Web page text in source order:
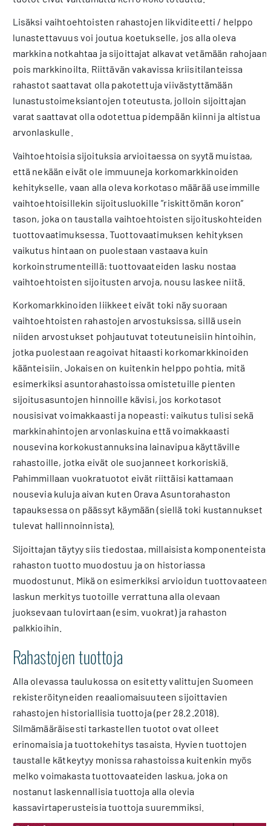
Lisäksi vaihtoehtoisten rahastojen likviditeetti / helppo
lunastettavuus voi joutua koetukselle, jos alla oleva
markkina notkahtaa ja sijoittajat alkavat vetämään rahojaan
pois markkinoilta. Riittävän vakavissa kriisitilanteissa
rahastot saattavat olla pakotettuja viivästyttämään
lunastustoimeksiantojen toteutusta, jolloin sijoittajan
varat saattavat olla odotettua pidempään kiinni ja altistua
arvonlaskulle.
Vaihtoehtoisia sijoituksia arvioitaessa on syytä muistaa,
että nekään eivät ole immuuneja korkomarkkinoiden
kehitykselle, vaan alla oleva korkotaso määrää useimmille
vaihtoehtoisillekin sijoitusluokille ”riskittömän koron”
tason, joka on taustalla vaihtoehtoisten sijoituskohteiden
tuottovaatimuksessa. Tuottovaatimuksen kehityksen
vaikutus hintaan on puolestaan vastaava kuin
korkoinstrumenteillä: tuottovaateiden lasku nostaa
vaihtoehtoisten sijoitusten arvoja, nousu laskee niitä.
Korkomarkkinoiden liikkeet eivät toki näy suoraan
vaihtoehtoisten rahastojen arvostuksissa, sillä usein
niiden arvostukset pohjautuvat toteutuneisiin hintoihin,
jotka puolestaan reagoivat hitaasti korkomarkkinoiden
käänteisiin. Jokaisen on kuitenkin helppo pohtia, mitä
esimerkiksi asuntorahastoissa omistetuille pienten
sijoitusasuntojen hinnoille kävisi, jos korkotasot
nousisivat voimakkaasti ja nopeasti: vaikutus tulisi sekä
markkinahintojen arvonlaskuina että voimakkaasti
nousevina korkokustannuksina lainavipua käyttäville
rahastoille, jotka eivät ole suojanneet korkoriskiä.
Pahimmillaan vuokratuotot eivät riittäisi kattamaan
nousevia kuluja aivan kuten Orava Asuntorahaston
tapauksessa on päässyt käymään (siellä toki kustannukset
tulevat hallinnoinnista).
Sijoittajan täytyy siis tiedostaa, millaisista komponenteista
rahaston tuotto muodostuu ja on historiassa
muodostunut. Mikä on esimerkiksi arvioidun tuottovaateen
laskun merkitys tuotoille verrattuna alla olevaan
juoksevaan tulovirtaan (esim. vuokrat) ja rahaston
palkkioihin.
Rahastojen tuottoja
Alla olevassa taulukossa on esitetty valittujen Suomeen
rekisteröityneiden reaaliomaisuuteen sijoittavien
rahastojen historiallisia tuottoja (per 28.2.2018).
Silmämääräisesti tarkastellen tuotot ovat olleet
erinomaisia ja tuottokehitys tasaista. Hyvien tuottojen
taustalle kätkeytyy monissa rahastoissa kuitenkin myös
melko voimakasta tuottovaateiden laskua, joka on
nostanut laskennallisia tuottoja alla olevia
kassavirtaperusteisia tuottoja suuremmiksi.